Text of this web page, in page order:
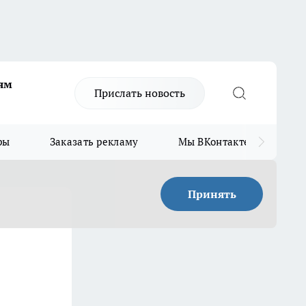
Прислать новость
Заказать рекламу Мы ВКонтакте
Принять